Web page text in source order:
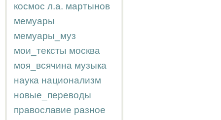
космос л.а. мартынов
мемуары
мемуары_муз
мои_тексты москва
моя_всячина музыка
наука национализм
новые_переводы
православие разное